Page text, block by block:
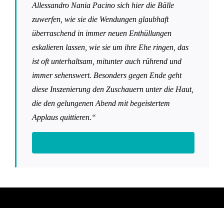
Allessandro Nania Pacino sich hier die Bälle
zuwerfen, wie sie die Wendungen glaubhaft
überraschend in immer neuen Enthüllungen
eskalieren lassen, wie sie um ihre Ehe ringen, das
ist oft unterhaltsam, mitunter auch rührend und
immer sehenswert. Besonders gegen Ende geht
diese Inszenierung den Zuschauern unter die Haut,
die den gelungenen Abend mit begeistertem
Applaus quittieren.“